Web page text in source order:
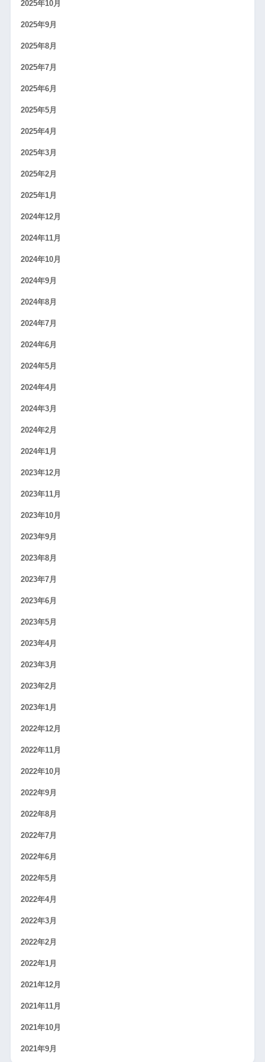
2025年10月
2025年9月
2025年8月
2025年7月
2025年6月
2025年5月
2025年4月
2025年3月
2025年2月
2025年1月
2024年12月
2024年11月
2024年10月
2024年9月
2024年8月
2024年7月
2024年6月
2024年5月
2024年4月
2024年3月
2024年2月
2024年1月
2023年12月
2023年11月
2023年10月
2023年9月
2023年8月
2023年7月
2023年6月
2023年5月
2023年4月
2023年3月
2023年2月
2023年1月
2022年12月
2022年11月
2022年10月
2022年9月
2022年8月
2022年7月
2022年6月
2022年5月
2022年4月
2022年3月
2022年2月
2022年1月
2021年12月
2021年11月
2021年10月
2021年9月